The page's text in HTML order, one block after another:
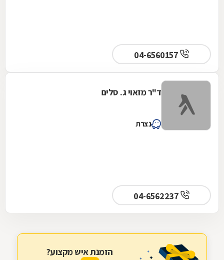
ד"ר מזאוי ג. סלים
נצרת
הזמנת איש מקצוע?